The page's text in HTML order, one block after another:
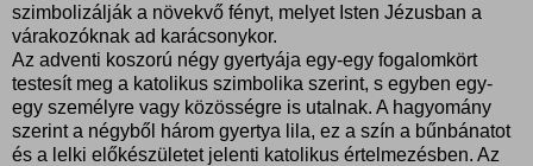
szimbolizálják a növekvő fényt, melyet Isten Jézusban a
várakozóknak ad karácsonykor.
Az adventi koszorú négy gyertyája egy-egy fogalomkört
testesít meg a katolikus szimbolika szerint, s egyben egy-
egy személyre vagy közösségre is utalnak. A hagyomány
szerint a négyből három gyertya lila, ez a szín a bűnbánatot
és a lelki előkészületet jelenti katolikus értelmezésben. Az